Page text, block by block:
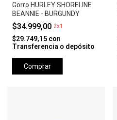
Gorro HURLEY SHORELINE
BEANNIE - BURGUNDY
$34.999,00 2x1
$29.749,15 con
Transferencia o depósito
Comprar